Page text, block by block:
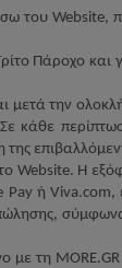
τουWebsite,
Πάροχο
μετά την
κάθε
της
Website. Η
PayήViva.com,
με τη MORE.GR